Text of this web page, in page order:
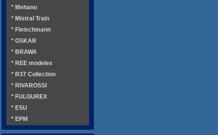
* Mehano
* Mistral Train
* Fleischmann
* OSKAR
* BRAWA
* REE modeles
* R37 Collection
* RIVAROSSI
* FULGUREX
* ESU
* EPM